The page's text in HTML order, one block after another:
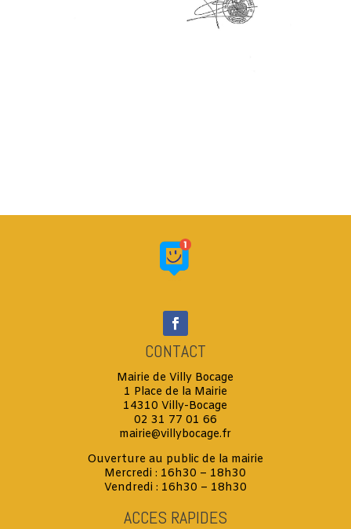
CONTACT
Mairie de Villy Bocage
1 Place de la Mairie
14310 Villy-Bocage
02 31 77 01 66
mairie@villybocage.fr
Ouverture au public de la mairie
Mercredi : 16h30 – 18h30
Vendredi : 16h30 – 18h30
ACCES RAPIDES